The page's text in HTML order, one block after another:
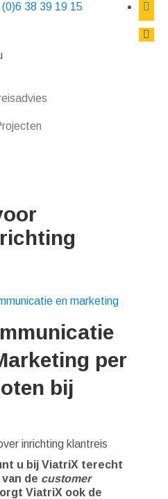
38 39 19 15
en marketing
per
bij
u bij ViatriX terecht
de customer
ViatriX ook de